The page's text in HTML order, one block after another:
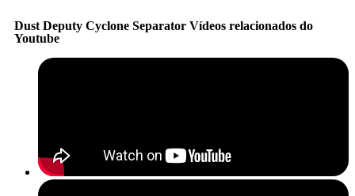
Dust Deputy Cyclone Separator Vídeos relacionados do
Youtube